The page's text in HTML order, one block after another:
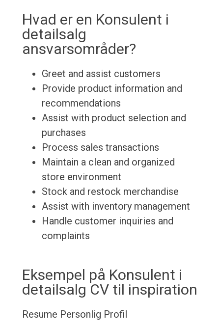
Hvad er en Konsulent i
detailsalg
ansvarsområder?
Greet and assist customers
Provide product information and
recommendations
Assist with product selection and
purchases
Process sales transactions
Maintain a clean and organized
store environment
Stock and restock merchandise
Assist with inventory management
Handle customer inquiries and
complaints
Eksempel på Konsulent i
detailsalg CV til inspiration
Resume Personlig Profil